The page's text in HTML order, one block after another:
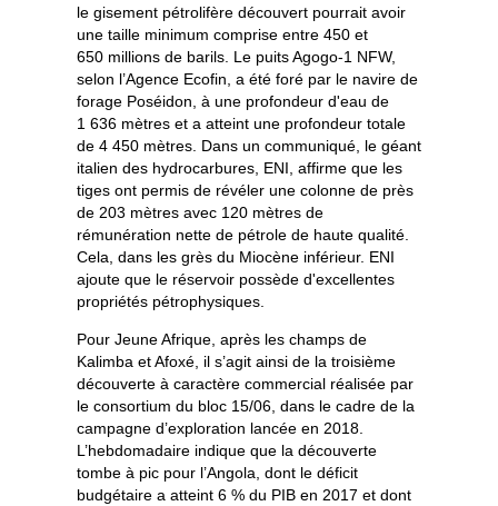
le gisement pétrolifère découvert pourrait avoir
une taille minimum comprise entre 450 et
650 millions de barils. Le puits Agogo-1 NFW,
selon l’Agence Ecofin, a été foré par le navire de
forage Poséidon, à une profondeur d'eau de
1 636 mètres et a atteint une profondeur totale
de 4 450 mètres. Dans un communiqué, le géant
italien des hydrocarbures, ENI, affirme que les
tiges ont permis de révéler une colonne de près
de 203 mètres avec 120 mètres de
rémunération nette de pétrole de haute qualité.
Cela, dans les grès du Miocène inférieur. ENI
ajoute que le réservoir possède d'excellentes
propriétés pétrophysiques.
Pour Jeune Afrique, après les champs de
Kalimba et Afoxé, il s’agit ainsi de la troisième
découverte à caractère commercial réalisée par
le consortium du bloc 15/06, dans le cadre de la
campagne d’exploration lancée en 2018.
L’hebdomadaire indique que la découverte
tombe à pic pour l’Angola, dont le déficit
budgétaire a atteint 6 % du PIB en 2017 et dont